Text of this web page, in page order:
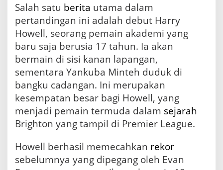
Salah satu berita utama dalam
pertandingan ini adalah debut Harry
Howell, seorang pemain akademi yang
baru saja berusia 17 tahun. Ia akan
bermain di sisi kanan lapangan,
sementara Yankuba Minteh duduk di
bangku cadangan. Ini merupakan
kesempatan besar bagi Howell, yang
menjadi pemain termuda dalam sejarah
Brighton yang tampil di Premier League.
Howell berhasil memecahkan rekor
sebelumnya yang dipegang oleh Evan